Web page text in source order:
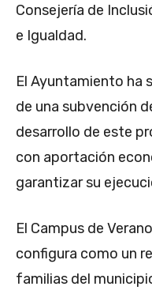
Consejería de
e Igualdad.
El Ayuntamiento ha
de una subvención
desarrollo de este
con aportación
garantizar su
El Campus de
configura como un
familias del